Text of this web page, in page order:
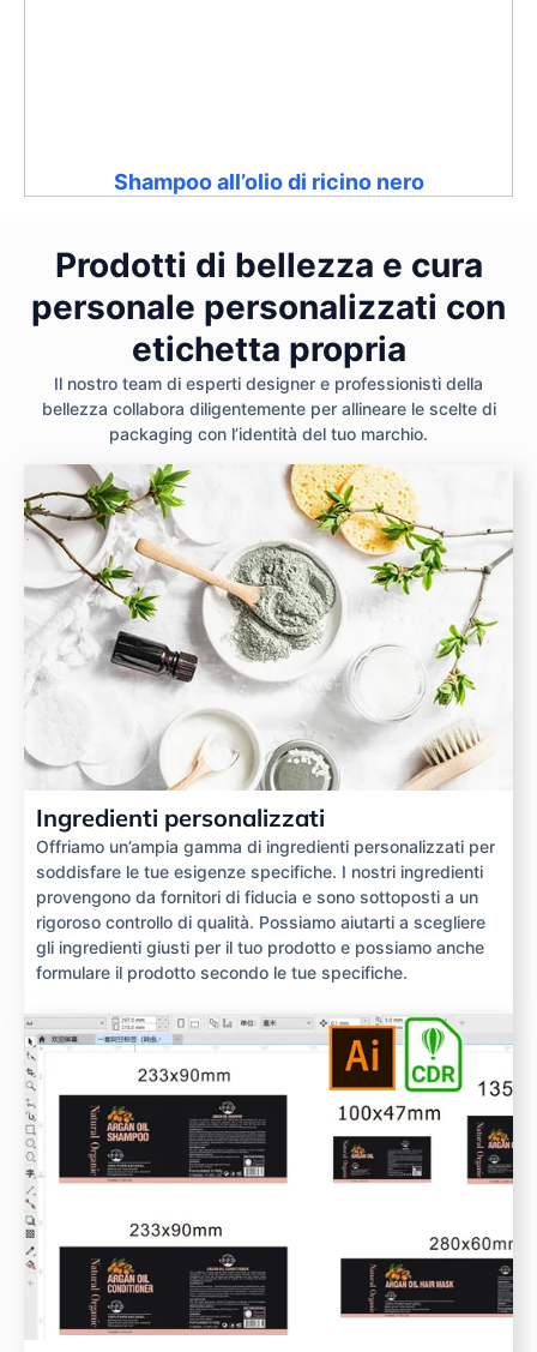
Shampoo all’olio di ricino nero
Prodotti di bellezza e cura
personale personalizzati con
etichetta propria
Il nostro team di esperti designer e professionisti della
bellezza collabora diligentemente per allineare le scelte di
packaging con l’identità del tuo marchio.
Ingredienti personalizzati
Offriamo un’ampia gamma di ingredienti personalizzati per
soddisfare le tue esigenze specifiche. I nostri ingredienti
provengono da fornitori di fiducia e sono sottoposti a un
rigoroso controllo di qualità. Possiamo aiutarti a scegliere
gli ingredienti giusti per il tuo prodotto e possiamo anche
formulare il prodotto secondo le tue specifiche.